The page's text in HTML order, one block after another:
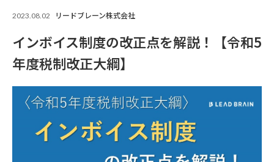
2023.08.02 リードブレーン株式会社
インボイス制度の改正点を解説！【令和5
年度税制改正大綱】